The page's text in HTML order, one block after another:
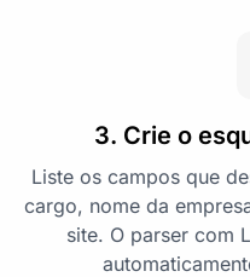
3. Crie o
Liste os campos que
cargo, nome da
site. O parser com